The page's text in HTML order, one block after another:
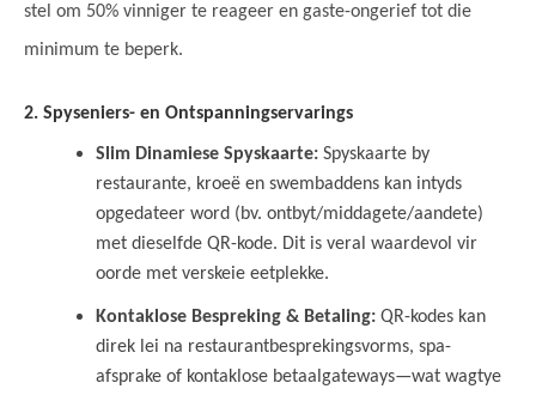
stel om 50% vinniger te reageer en gaste-ongerief tot die
minimum te beperk.
2. Spyseniers- en Ontspanningservarings
Slim Dinamiese Spyskaarte: Spyskaarte by
restaurante, kroeë en swembaddens kan intyds
opgedateer word (bv. ontbyt/middagete/aandete)
met dieselfde QR-kode. Dit is veral waardevol vir
oorde met verskeie eetplekke.
Kontaklose Bespreking & Betaling: QR-kodes kan
direk lei na restaurantbesprekingsvorms, spa-
afsprake of kontaklose betaalgateways—wat wagtye